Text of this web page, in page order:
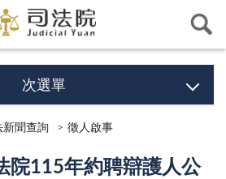
次選單
新聞查詢 徵人啟事
院115年約聘辯護人公